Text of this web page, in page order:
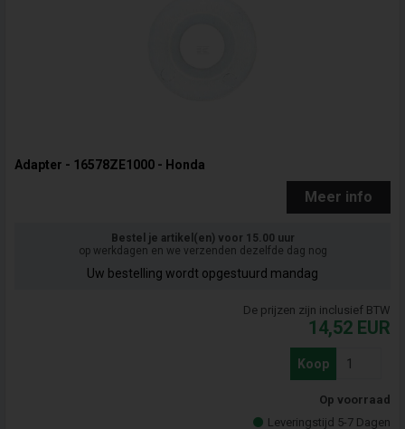
Adapter - 16578ZE1000 - Honda
Meer info
Bestel je artikel(en) voor 15.00 uur
op werkdagen en we verzenden dezelfde dag nog
Uw bestelling wordt opgestuurd mandag
De prijzen zijn inclusief BTW
14,52 EUR
Koop
Op voorraad
Leveringstijd 5-7 Dagen